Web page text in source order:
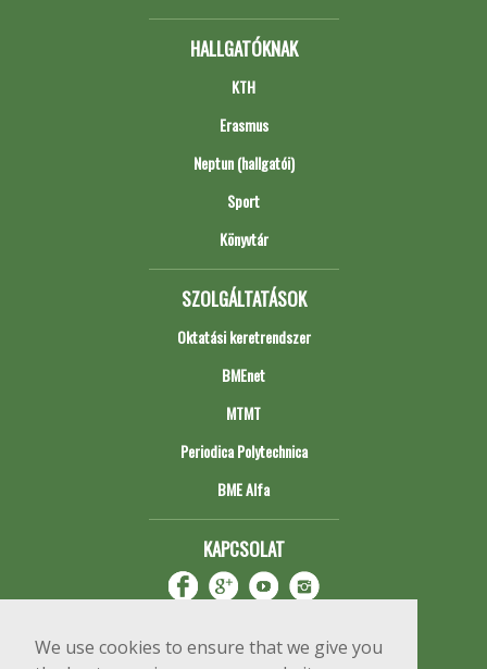
We use cookies to ensure that we give you
HALLGATÓKNAK
KTH
Erasmus
Neptun (hallgatói)
Sport
Könyvtár
SZOLGÁLTATÁSOK
Oktatási keretrendszer
BMEnet
MTMT
Periodica Polytechnica
BME Alfa
KAPCSOLAT